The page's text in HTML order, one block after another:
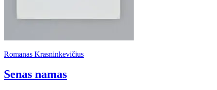
Romanas Krasninkevičius
Senas namas